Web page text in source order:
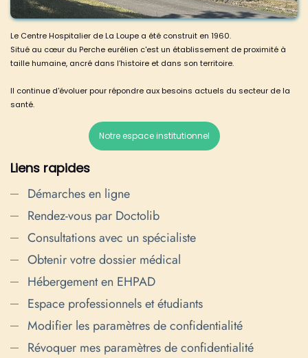
Le Centre Hospitalier de La Loupe a été construit en 1960.
Situé au cœur du Perche eurélien c'est un établissement de proximité à
taille humaine, ancré dans l’histoire et dans son territoire.
Il continue d'évoluer pour répondre aux besoins actuels du secteur de la
santé.
Notre espace institutionnel
Liens rapides
Démarches en ligne
Rendez-vous par Doctolib
Consultations avec un spécialiste
Obtenir votre dossier médical
Hébergement en EHPAD
Espace professionnels et étudiants
Modifier les paramètres de confidentialité
Révoquer mes paramètres de confidentialité